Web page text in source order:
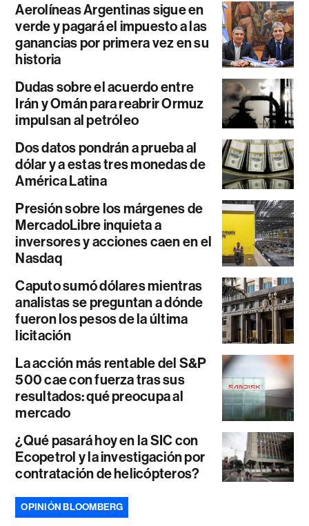
Aerolíneas Argentinas sigue en
verde y pagará el impuesto a las
ganancias por primera vez en su
historia
Dudas sobre el acuerdo entre
Irán y Omán para reabrir Ormuz
impulsan al petróleo
Dos datos pondrán a prueba al
dólar y a estas tres monedas de
América Latina
Presión sobre los márgenes de
MercadoLibre inquieta a
inversores y acciones caen en el
Nasdaq
Caputo sumó dólares mientras
analistas se preguntan a dónde
fueron los pesos de la última
licitación
La acción más rentable del S&P
500 cae con fuerza tras sus
resultados: qué preocupa al
mercado
¿Qué pasará hoy en la SIC con
Ecopetrol y la investigación por
contratación de helicópteros?
OPINIÓN BLOOMBERG